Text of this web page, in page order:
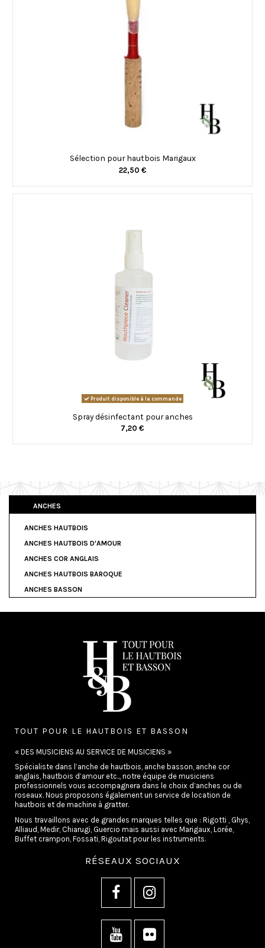
Sélection pour hautbois Marigaux
22,50 €
Produit disponible à la commande
Spray désinfectant pour anches
7,20 €
ANCHES
ANCHES HAUTBOIS
ANCHES HAUTBOIS D'AMOUR
ANCHES COR ANGLAIS
ANCHES HAUTBOIS BAROQUE
ANCHES BASSON
TOUT POUR LE HAUTBOIS ET BASSON
« DES MUSICIENS AU SERVICE DE MUSICIENS »
Spécialiste dans l’anche de hautbois, anche basson, anche cor
anglais, hautbois d’amour etc.., notre équipe de musiciens
professionnels vous accompagnera dans le choix d’anches ou de
roseaux. Nous proposons également un service de location de
hautbois et de machine à gratter.
Nous travaillons avec de grandes marques telles que : Rigotti , Ghys,
Alliaud, Medir, Chiarugi, Guercio mais aussi avec Marigaux, Lorée,
Buffet crampon, Fossati, Rigoutat pour les instruments.
RÉSEAUX SOCIAUX